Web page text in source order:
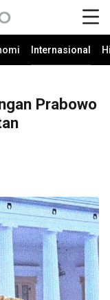
Internasional
Prabowo